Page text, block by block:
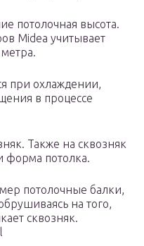
потолочная высота.
Midea учитывает
при охлаждении,
в процессе
Также на сквозняк
форма потолка.
потолочные балки,
на того,
сквозняк.